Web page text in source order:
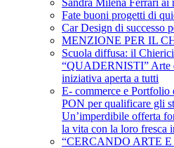
Sandra Milena Ferrari
Fate buoni progetti di
Car Design di successo
MENZIONE PER IL
Scuola diffusa: il
“QUADERNISTI” Arte
iniziativa aperta a tutti
E- commerce e
PON per qualificare gli
Un’imperdibile offerta
la vita con la loro fresca
“CERCANDO ARTE